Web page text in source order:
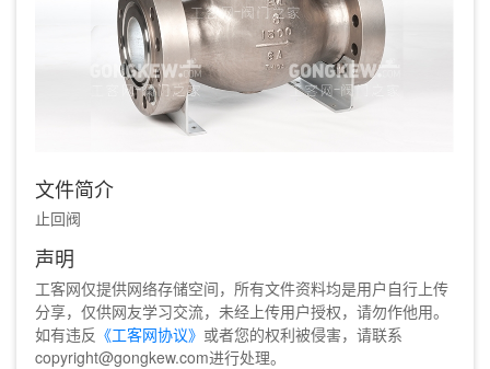
文件简介
止回阀
声明
工客网仅提供网络存储空间，所有文件资料均是用户自行上传
分享，仅供网友学习交流，未经上传用户授权，请勿作他用。
如有违反 《工客网协议》 或者您的权利被侵害，请联系
copyright@gongkew.com进行处理。